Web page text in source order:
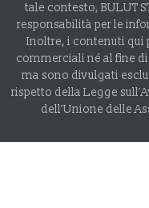
tale contesto, BULUT
responsabilità per le
Inoltre, i contenuti qui
commerciali né al fine
ma sono divulgati
rispetto della Legge
dell’Unione delle